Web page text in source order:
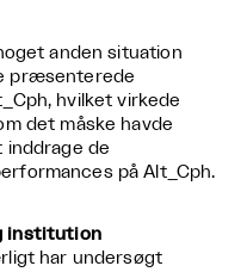
anden situation
præsenterede
hvilket virkede
det måske havde
inddrage de
på Alt_Cph.
institution
har undersøgt